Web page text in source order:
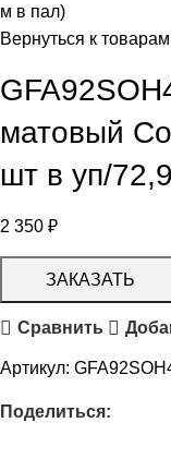
м в пал)
Вернуться к товарам
матовый
шт в уп/
2 350 ₽
ЗАКАЗАТЬ
Сравнить
Артикул:
Поделиться: